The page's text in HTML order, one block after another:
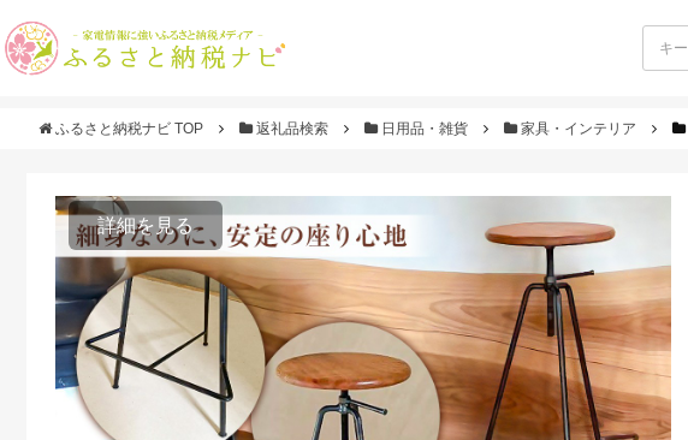
ふるさと納税ナビ TOP 返礼品検索 日用品・雑貨 家具・インテリア
詳細を見る